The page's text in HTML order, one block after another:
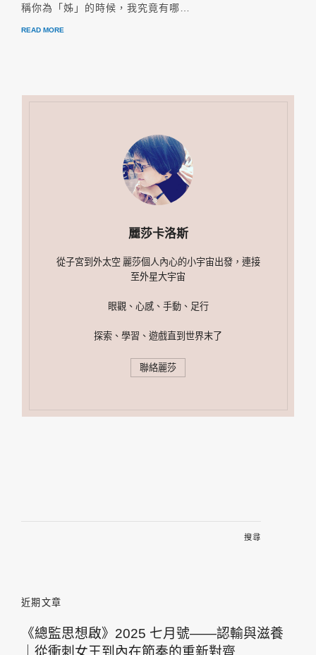
稱你為「姊」的時候，我究竟有哪…
READ MORE
麗莎卡洛斯
從子宮到外太空 麗莎個人內心的小宇宙出發，連接
至外星大宇宙
眼觀、心感、手動、足行
探索、學習、遊戲直到世界末了
聯絡麗莎
近期文章
《總監思想啟》2025 七月號——認輸與滋養